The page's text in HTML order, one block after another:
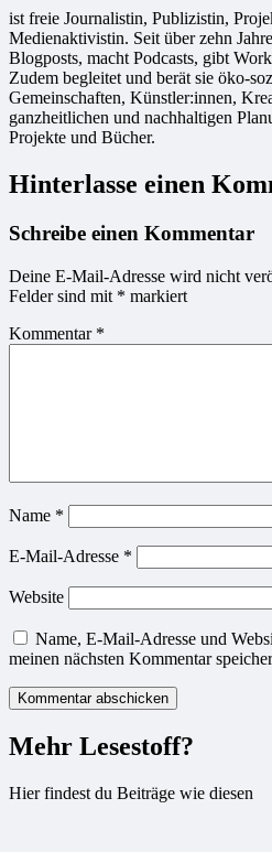
ist freie Jour­na­lis­tin, Publizistin,
Medienaktivistin. Seit über zehn
Blogposts, macht Podcasts, gibt
Zudem begleitet und berät sie öko-
Gemeinschaften, Künstler:innen,
ganzheitlichen und nachhaltigen
Projekte und Bücher.
Hinterlasse einen
Schreibe einen Kommentar
Deine E-Mail-Adresse wird nicht
Felder sind mit * markiert
Kommentar *
Name *
E-Mail-Adresse *
Website
Name, E-Mail-Adresse und
meinen nächsten Kommentar
Mehr Lesestoff?
Hier findest du Beiträge wie diesen